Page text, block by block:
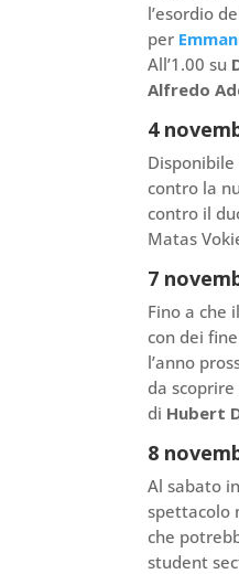
l’esordio
per
All’1.00 su
Alfredo
4
Disponibile
contro la
contro il
Matas
7
Fino a che
con dei
l’anno
da
di Hubert
8
Al sabato
spettacolo
che
student